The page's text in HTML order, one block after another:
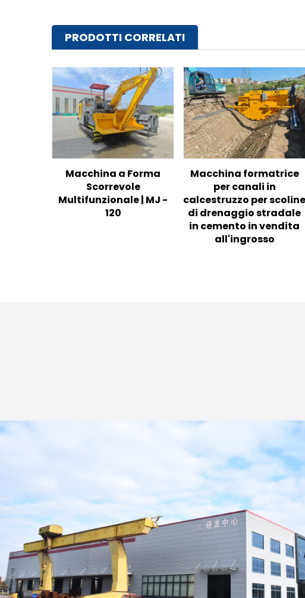
PRODOTTI CORRELATI
Macchina a Forma
Scorrevole
Multifunzionale | MJ -
120
Macchina formatrice
per canali in
calcestruzzo per scoline
di drenaggio stradale
in cemento in vendita
all'ingrosso